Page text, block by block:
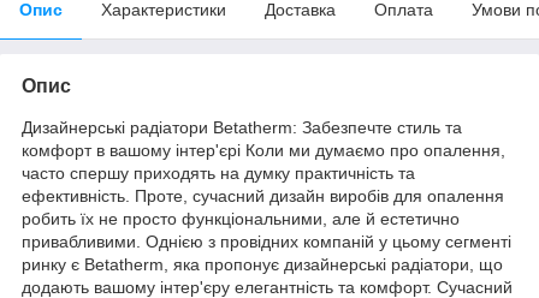
Опис Характеристики Доставка Оплата Умови
Опис
Дизайнерські радіатори Betatherm: Забезпечте стиль та
комфорт в вашому інтер'єрі Коли ми думаємо про опалення,
часто спершу приходять на думку практичність та
ефективність. Проте, сучасний дизайн виробів для опалення
робить їх не просто функціональними, але й естетично
привабливими. Однією з провідних компаній у цьому сегменті
ринку є Betatherm, яка пропонує дизайнерські радіатори, що
додають вашому інтер'єру елегантність та комфорт. Сучасний